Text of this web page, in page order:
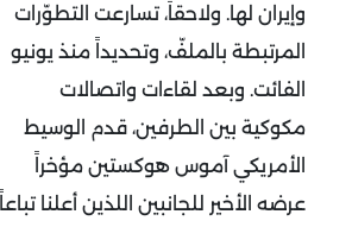
وإيران لها. ولاحقاً، تسارعت التطوّرات
المرتبطة بالملفّ، وتحديداً منذ يونيو
الفائت. وبعد لقاءات واتصالات
مكوكية بين الطرفين، قدم الوسيط
الأمريكي آموس هوكستين مؤخراً
عرضه الأخير للجانبين اللذين أعلنا تباعاً
توقعات
سحب
أميركية
من
أوروبا